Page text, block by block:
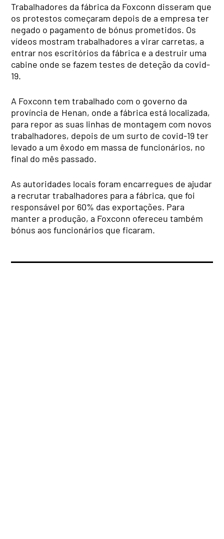
Trabalhadores da fábrica da Foxconn disseram que
os protestos começaram depois de a empresa ter
negado o pagamento de bónus prometidos. Os
vídeos mostram trabalhadores a virar carretas, a
entrar nos escritórios da fábrica e a destruir uma
cabine onde se fazem testes de deteção da covid-
19.
A Foxconn tem trabalhado com o governo da
província de Henan, onde a fábrica está localizada,
para repor as suas linhas de montagem com novos
trabalhadores, depois de um surto de covid-19 ter
levado a um êxodo em massa de funcionários, no
final do mês passado.
As autoridades locais foram encarregues de ajudar
a recrutar trabalhadores para a fábrica, que foi
responsável por 60% das exportações. Para
manter a produção, a Foxconn ofereceu também
bónus aos funcionários que ficaram.